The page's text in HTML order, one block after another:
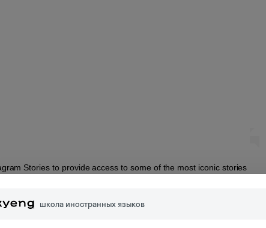
Stories to provide access to some of the most iconic stories
straight to your phone, check out SimplyE (link in bio).
Library
школа иностранных языков